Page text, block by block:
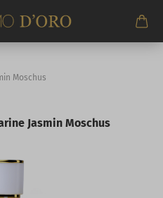
Moschus
Jasmin Moschus